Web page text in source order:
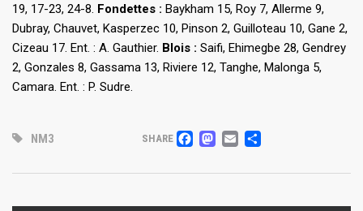
19, 17-23, 24-8. Fondettes : Baykham 15, Roy 7, Allerme 9,
Dubray, Chauvet, Kasperzec 10, Pinson 2, Guilloteau 10, Gane 2,
Cizeau 17. Ent. : A. Gauthier. Blois : Saifi, Ehimegbe 28, Gendrey
2, Gonzales 8, Gassama 13, Riviere 12, Tanghe, Malonga 5,
Camara. Ent. : P. Sudre.
NM3 SHARE FACEBOOK
MASTODON
EMAIL